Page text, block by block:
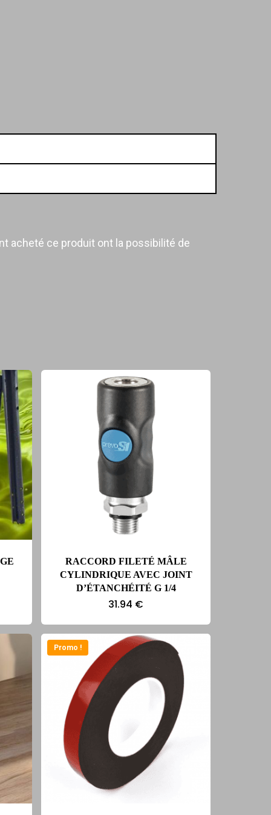
acheté ce produit ont la possibilité de
RACCORD FILETÉ MÂLE
CYLINDRIQUE AVEC JOINT
D’ÉTANCHÉITÉ G 1/4
31.94 €
Promo !